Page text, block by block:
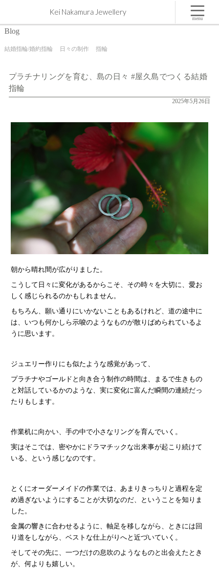
プラチナリングを育む、島の日々 #屋久島でつくる結婚指輪 | 屋久島,ジュエリー,オーダーメイド
のマリッジリング（結婚・婚約指輪）制作 | Kei Nakamura Jewellery Blog
Kei Nakamura Jewellery
Blog
結婚指輪/婚約指輪 日々の制作 指輪
プラチナリングを育む、島の日々 #屋久島でつくる結婚
指輪
2025年5月26日
朝から晴れ間が広がりました。
こうして日々に変化があるからこそ、その時々を大切に、愛お
しく感じられるのかもしれません。
もちろん、願い通りにいかないこともあるけれど、道の途中に
は、いつも何かしら示唆のようなものが散りばめられているよ
うに思います。
ジュエリー作りにも似たような感覚があって、
プラチナやゴールドと向き合う制作の時間は、まるで生きもの
と対話しているかのような、実に変化に富んだ瞬間の連続だっ
たりもします。
作業机に向かい、手の中で小さなリングを育んでいく。
実はそこでは、密やかにドラマチックな出来事が起こり続けて
いる、という感じなのです。
とくにオーダーメイドの作業では、あまりきっちりと過程を定
め過ぎないようにすることが大切なのだ、ということを知りま
した。
金属の響きに合わせるように、軸足を移しながら、ときには回
り道をしながら、ベストな仕上がりへと近づいていく。
そしてその先に、一つだけの息吹のようなものと出会えたとき
が、何よりも嬉しい。
menu